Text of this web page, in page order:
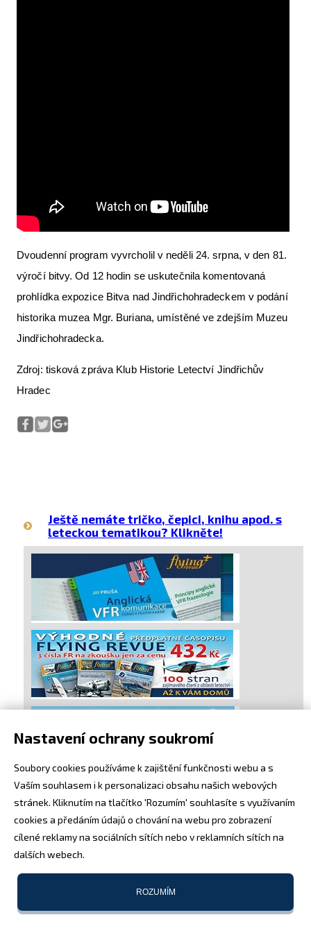
Dvoudenní program vyvrcholil v neděli 24. srpna, v den 81.
výročí bitvy. Od 12 hodin se uskutečnila komentovaná
prohlídka expozice Bitva nad Jindřichohradeckem v podání
historika muzea Mgr. Buriana, umístěné ve zdejším Muzeu
Jindřichohradecka.
Zdroj: tisková zpráva Klub Historie Letectví Jindřichův
Hradec
Ještě nemáte tričko, čepici, knihu apod. s
leteckou tematikou? Klikněte!
Nastavení ochrany soukromí
Soubory cookies používáme k zajištění funkčnosti webu a s
Vaším souhlasem i k personalizaci obsahu našich webových
stránek. Kliknutím na tlačítko 'Rozumím' souhlasíte s využívaním
cookies a předáním údajů o chování na webu pro zobrazení
cílené reklamy na sociálních sítích nebo v reklamních sítích na
dalších webech.
ROZUMÍM